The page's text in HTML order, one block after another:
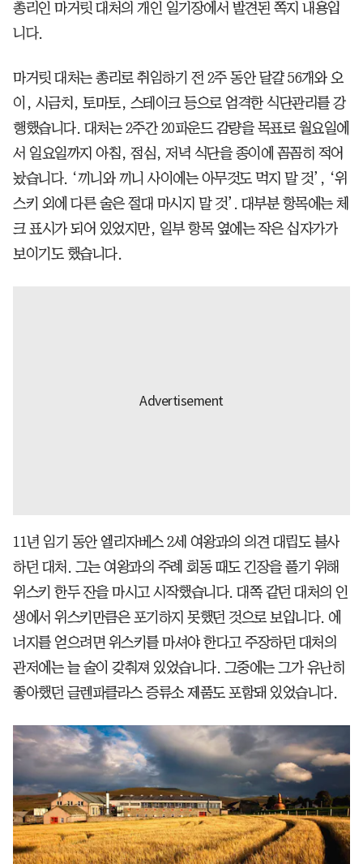
총리인 마거릿 대처의 개인 일기장에서 발견된 쪽지 내용입
니다.
마거릿 대처는 총리로 취임하기 전 2주 동안 달걀 56개와 오
이, 시금치, 토마토, 스테이크 등으로 엄격한 식단관리를 강
행했습니다. 대처는 2주간 20파운드 감량을 목표로 월요일에
서 일요일까지 아침, 점심, 저녁 식단을 종이에 꼼꼼히 적어
놨습니다. ‘끼니와 끼니 사이에는 아무것도 먹지 말 것’, ‘위
스키 외에 다른 술은 절대 마시지 말 것’. 대부분 항목에는 체
크 표시가 되어 있었지만, 일부 항목 옆에는 작은 십자가가
보이기도 했습니다.
11년 임기 동안 엘리자베스 2세 여왕과의 의견 대립도 불사
하던 대처. 그는 여왕과의 주례 회동 때도 긴장을 풀기 위해
위스키 한두 잔을 마시고 시작했습니다. 대쪽 같던 대처의 인
생에서 위스키만큼은 포기하지 못했던 것으로 보입니다. 에
너지를 얻으려면 위스키를 마셔야 한다고 주장하던 대처의
관저에는 늘 술이 갖춰져 있었습니다. 그중에는 그가 유난히
좋아했던 글렌파클라스 증류소 제품도 포함돼 있었습니다.